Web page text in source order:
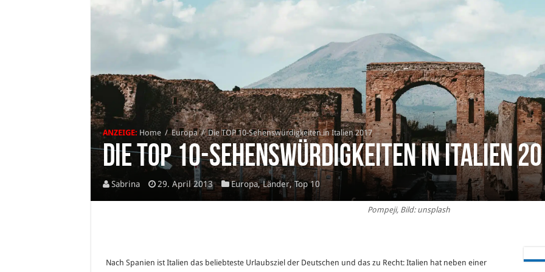
ANZEIGE: Home / Europa / Die TOP 10-Sehenswürdigkeiten in Italien 2017
Die TOP 10-Sehenswürdigkeiten in Italien
Sabrina 29. April 2013 Europa,Länder,Top 10
Pompeji, Bild: unsplash
Nach Spanien ist Italien das beliebteste Urlaubsziel der Deutschen und das zu Recht: Italien hat neben einer